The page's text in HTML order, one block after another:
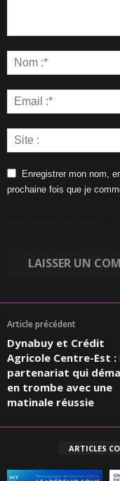
Enregistrer mon nom,
prochaine fois que je
Article précédent
Dynabuy et Crédit
Agricole Centre-Est :
partenariat qui
en trombe avec une
matinale réussie
ARTICLES